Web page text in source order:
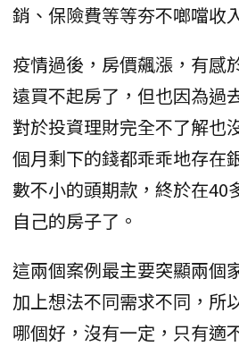
銷、保險費等等夯不啷噹收
疫情過後，房價飆漲，有感
遠買不起房了，但也因為過
對於投資理財完全不了解也
個月剩下的錢都乖乖地存在
數不小的頭期款，終於在40
自己的房子了。
這兩個案例最主要突顯兩個
加上想法不同需求不同，所
哪個好，沒有一定，只有適